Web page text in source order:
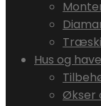
Hus og have
Økser